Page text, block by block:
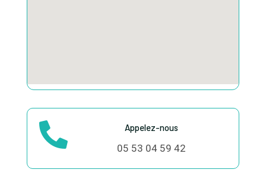
 Appelez-nous
05 53 04 59 42